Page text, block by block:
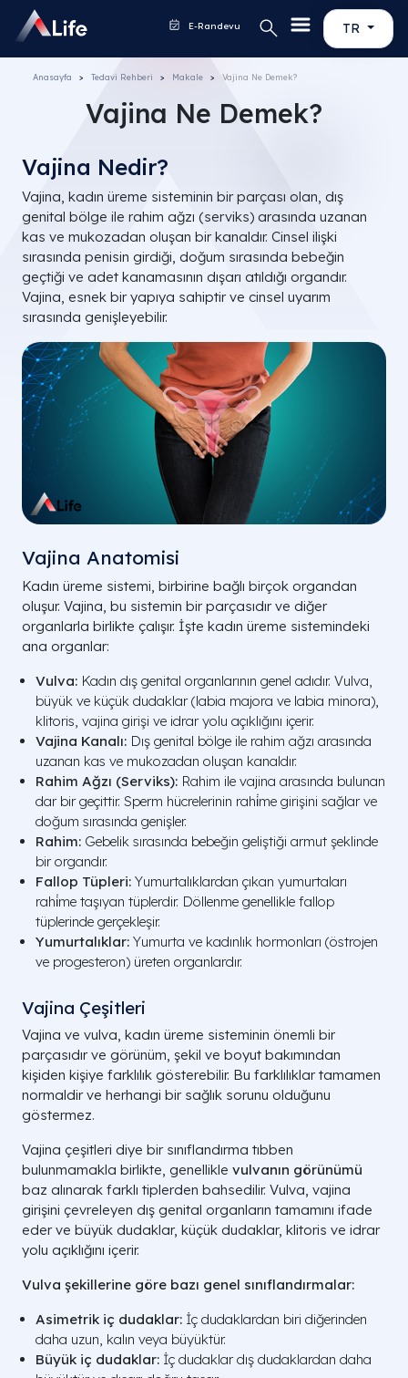
TR
E-Randevu
Anasayfa Tedavi Rehberi Makale Vajina Ne Demek?
Vajina Ne Demek?
Vajina Nedir?
Vajina, kadın üreme sisteminin bir parçası olan, dış
genital bölge ile rahim ağzı (serviks) arasında uzanan
kas ve mukozadan oluşan bir kanaldır. Cinsel ilişki
sırasında penisin girdiği, doğum sırasında bebeğin
geçtiği ve adet kanamasının dışarı atıldığı organdır.
Vajina, esnek bir yapıya sahiptir ve cinsel uyarım
sırasında genişleyebilir.
Vajina Anatomisi
Kadın üreme sistemi, birbirine bağlı birçok organdan
oluşur. Vajina, bu sistemin bir parçasıdır ve diğer
organlarla birlikte çalışır. İşte kadın üreme sistemindeki
ana organlar:
Vulva: Kadın dış genital organlarının genel adıdır. Vulva,
büyük ve küçük dudaklar (labia majora ve labia minora),
klitoris, vajina girişi ve idrar yolu açıklığını içerir.
Vajina Kanalı: Dış genital bölge ile rahim ağzı arasında
uzanan kas ve mukozadan oluşan kanaldır.
Rahim Ağzı (Serviks): Rahim ile vajina arasında bulunan
dar bir geçittir. Sperm hücrelerinin rahi̇me girişini sağlar ve
doğum sırasında genişler.
Rahim: Gebelik sırasında bebeğin geliştiği armut şeklinde
bir organdır.
Fallop Tüpleri: Yumurtalıklardan çıkan yumurtaları
rahi̇me taşıyan tüplerdir. Döllenme genellikle fallop
tüplerinde gerçekleşir.
Yumurtalıklar: Yumurta ve kadınlık hormonları (östrojen
ve progesteron) üreten organlardır.
Vajina Çeşitleri​
Vajina ve vulva, kadın üreme sisteminin önemli bir
parçasıdır ve görünüm, şekil ve boyut bakımından
kişiden kişiye farklılık gösterebilir. Bu farklılıklar tamamen
normaldir ve herhangi bir sağlık sorunu olduğunu
göstermez.
Vajina çeşitleri diye bir sınıflandırma tıbben
bulunmamakla birlikte, genellikle vulvanın görünümü
baz alınarak farklı tiplerden bahsedilir. Vulva, vajina
girişini çevreleyen dış genital organların tamamını ifade
eder ve büyük dudaklar, küçük dudaklar, klitoris ve idrar
yolu açıklığını içerir.
Vulva şekillerine göre bazı genel sınıflandırmalar:
Asimetrik iç dudaklar: İç dudaklardan biri diğerinden
daha uzun, kalın veya büyüktür.
Büyük iç dudaklar: İç dudaklar dış dudaklardan daha